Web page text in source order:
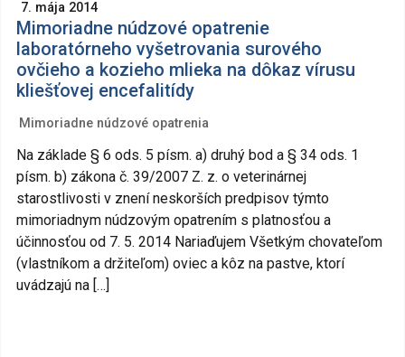
7. mája 2014
Mimoriadne núdzové opatrenie
laboratórneho vyšetrovania surového
ovčieho a kozieho mlieka na dôkaz vírusu
kliešťovej encefalitídy
Mimoriadne núdzové opatrenia
Na základe § 6 ods. 5 písm. a) druhý bod a § 34 ods. 1
písm. b) zákona č. 39/2007 Z. z. o veterinárnej
starostlivosti v znení neskorších predpisov týmto
mimoriadnym núdzovým opatrením s platnosťou a
účinnosťou od 7. 5. 2014 Nariaďujem Všetkým chovateľom
(vlastníkom a držiteľom) oviec a kôz na pastve, ktorí
uvádzajú na […]